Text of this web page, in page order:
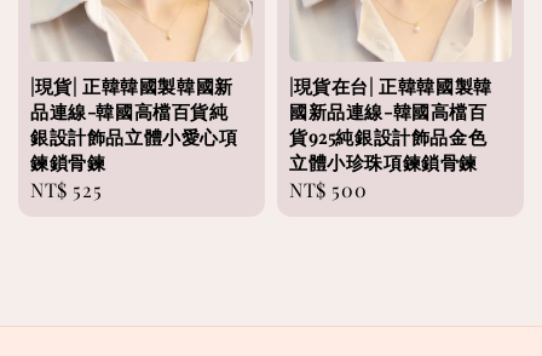
|現貨| 正韓韓國製韓國新
品連線-韓國高檔百貨純
銀設計飾品立體小愛心項
鍊鎖骨鍊
Regular
NT$ 525
|現貨在台| 正韓韓國製韓
國新品連線-韓國高檔百
貨925純銀設計飾品金色
立體小珍珠項鍊鎖骨鍊
Regular
NT$ 500